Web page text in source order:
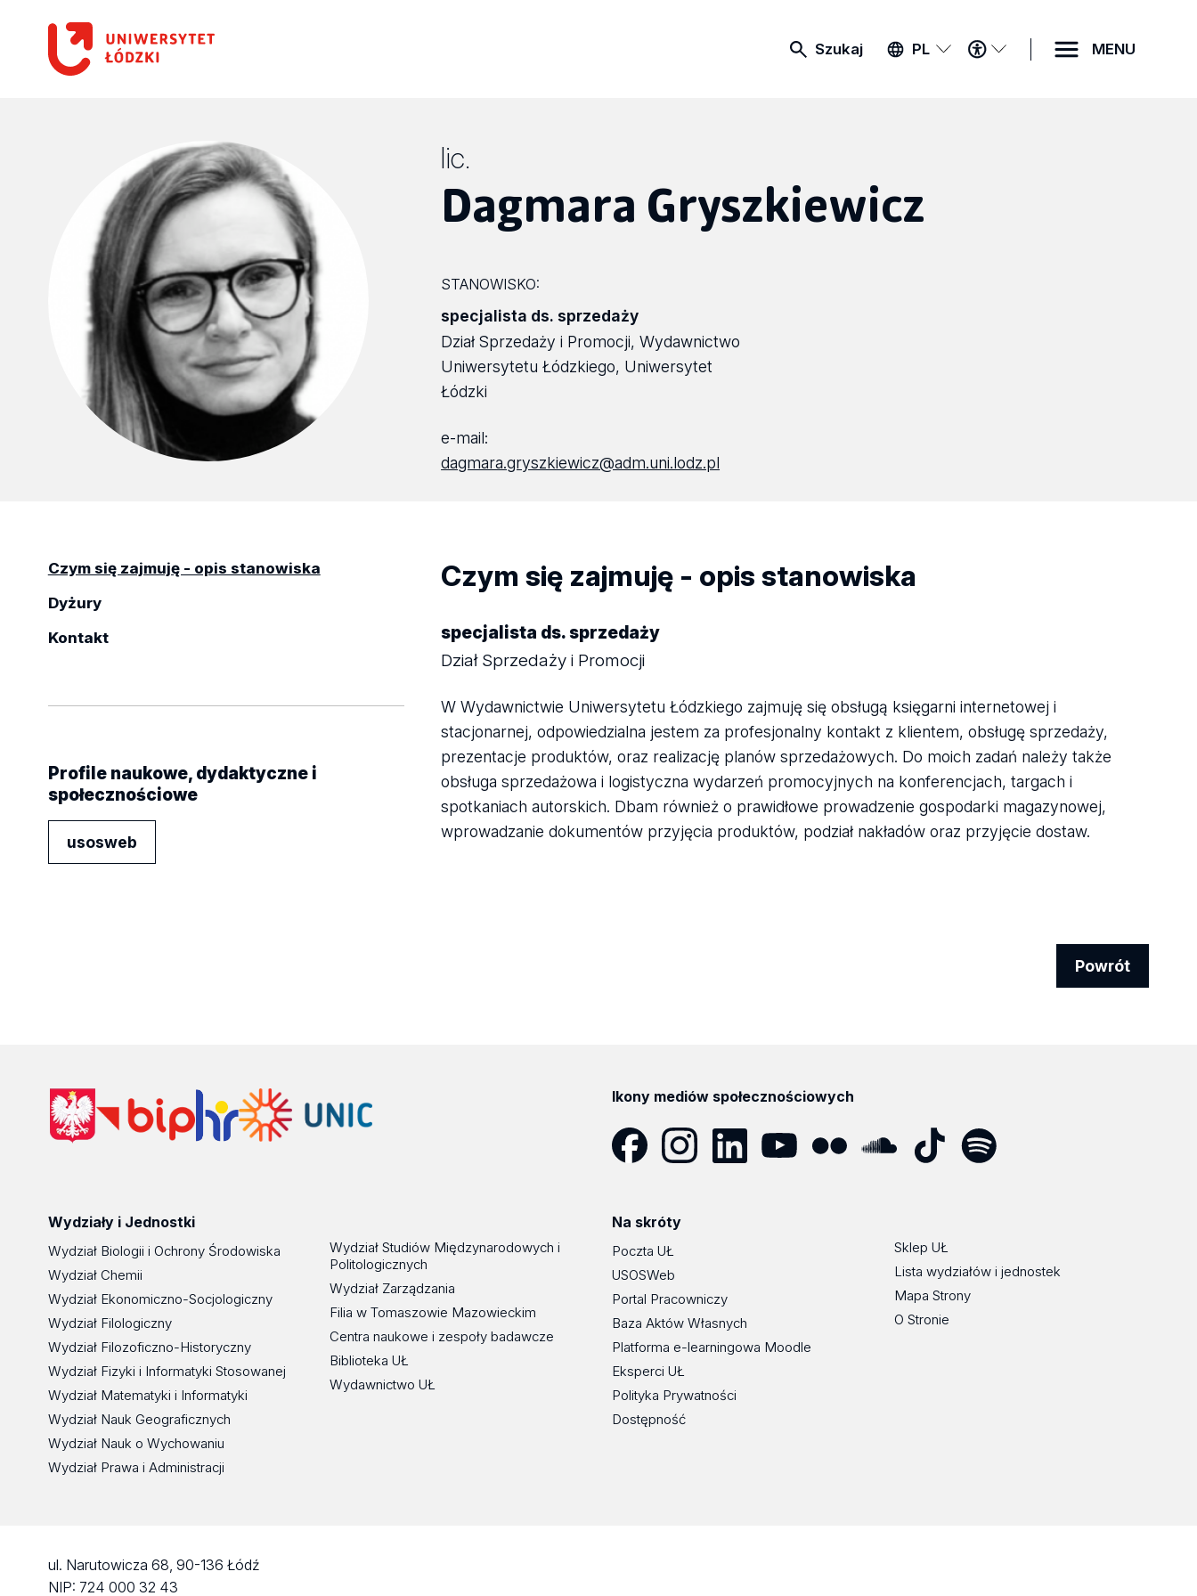
Szukaj PL
MENU
DOSTĘPNOŚCI
MENU
lic.
Dagmara Gryszkiewicz
STANOWISKO:
specjalista ds. sprzedaży
Dział Sprzedaży i Promocji, Wydawnictwo
Uniwersytetu Łódzkiego, Uniwersytet
Łódzki
e-mail:
dagmara.gryszkiewicz@adm.uni.lodz.pl
Czym się zajmuję - opis stanowiska
Dyżury
Kontakt
Profile naukowe, dydaktyczne i
społecznościowe
usosweb
Czym się zajmuję - opis stanowiska
specjalista ds. sprzedaży
Dział Sprzedaży i Promocji
W Wydawnictwie Uniwersytetu Łódzkiego zajmuję się obsługą księgarni internetowej i
stacjonarnej, odpowiedzialna jestem za profesjonalny kontakt z klientem, obsługę sprzedaży,
prezentacje produktów, oraz realizację planów sprzedażowych. Do moich zadań należy także
obsługa sprzedażowa i logistyczna wydarzeń promocyjnych na konferencjach, targach i
spotkaniach autorskich. Dbam również o prawidłowe prowadzenie gospodarki magazynowej,
wprowadzanie dokumentów przyjęcia produktów, podział nakładów oraz przyjęcie dostaw.
Powrót
Ikony mediów społecznościowych
Wydziały i Jednostki
Wydział Biologii i Ochrony Środowiska
Wydział Chemii
Wydział Ekonomiczno-Socjologiczny
Wydział Filologiczny
Wydział Filozoficzno-Historyczny
Wydział Fizyki i Informatyki Stosowanej
Wydział Matematyki i Informatyki
Wydział Nauk Geograficznych
Wydział Nauk o Wychowaniu
Wydział Prawa i Administracji
Wydział Studiów Międzynarodowych i
Politologicznych
Wydział Zarządzania
Filia w Tomaszowie Mazowieckim
Centra naukowe i zespoły badawcze
Biblioteka UŁ
Wydawnictwo UŁ
Na skróty
Poczta UŁ
USOSWeb
Portal Pracowniczy
Baza Aktów Własnych
Platforma e-learningowa Moodle
Eksperci UŁ
Polityka Prywatności
Dostępność
Sklep UŁ
Lista wydziałów i jednostek
Mapa Strony
O Stronie
ul. Narutowicza 68, 90-136 Łódź
NIP: 724 000 32 43